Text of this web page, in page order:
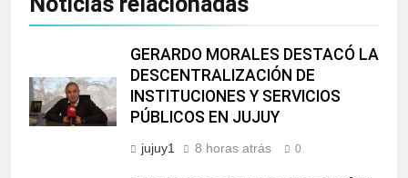
GERARDO MORALES DESTACÓ LA
DESCENTRALIZACIÓN DE
INSTITUCIONES Y SERVICIOS
PÚBLICOS EN JUJUY
jujuy1 8 horas atrás 0